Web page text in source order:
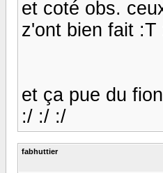
et coté obs.
z'ont bien fait
et ça pue du
:/ :/ :/
fabhuttier